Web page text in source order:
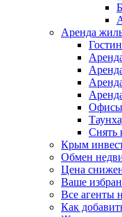
Аренда
Снять
Крым
Обмен
Цена
Ваше
Все агенты
Как